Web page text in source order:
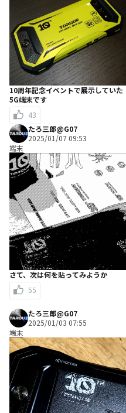
10周年記念イベントで展示していた
5G端末です
43
たろ三郎@G07
2025/01/07 09:53
端末
さて、次は何を貼ってみようか
55
たろ三郎@G07
2025/01/03 07:55
端末